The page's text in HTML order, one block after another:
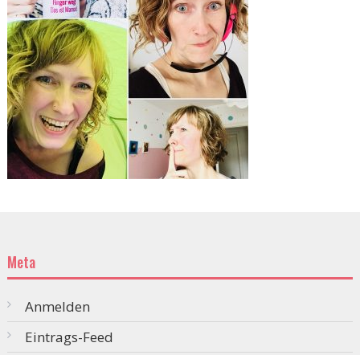
Meta
Anmelden
Eintrags-Feed